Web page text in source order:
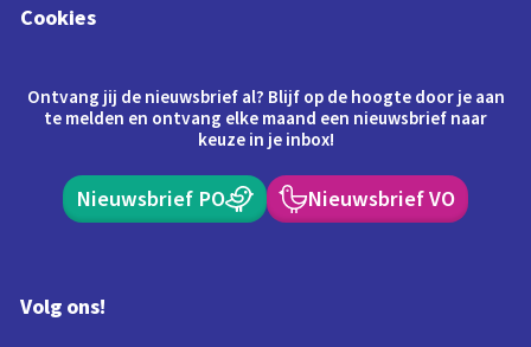
Cookies
Ontvang jij de nieuwsbrief al? Blijf op de hoogte door je aan
te melden en ontvang elke maand een nieuwsbrief naar
keuze in je inbox!
Nieuwsbrief PO Nieuwsbrief VO
Volg ons!